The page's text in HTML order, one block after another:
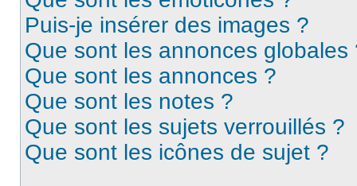
Puis-je insérer des images ?
Que sont les annonces globales
Que sont les annonces ?
Que sont les notes ?
Que sont les sujets verrouillés ?
Que sont les icônes de sujet ?